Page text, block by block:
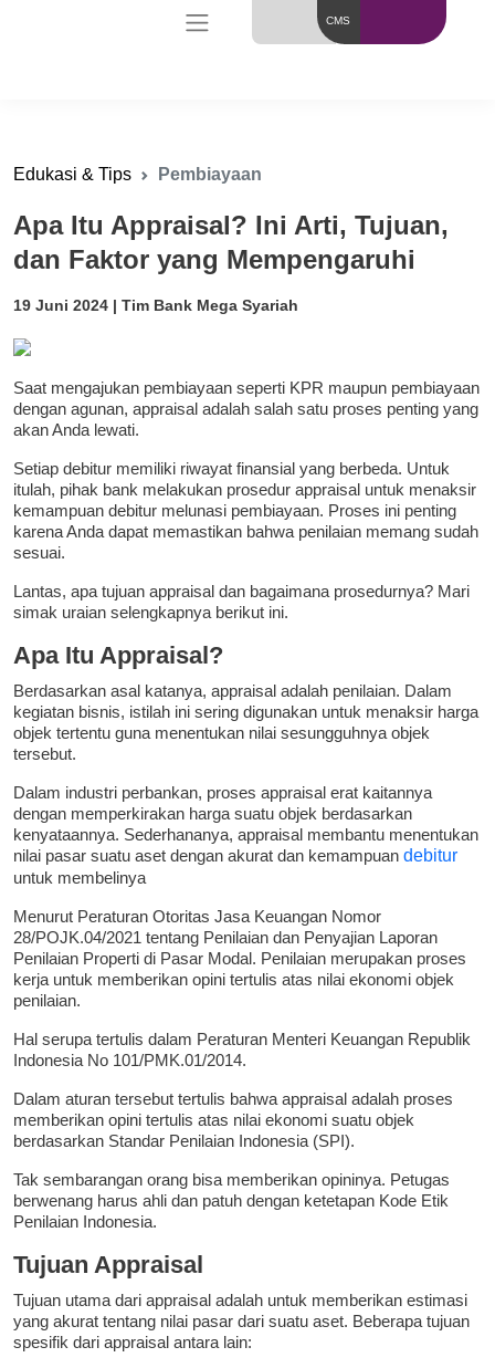
CMS
Edukasi & Tips Pembiayaan
Apa Itu Appraisal? Ini Arti, Tujuan,
dan Faktor yang Mempengaruhi
19 Juni 2024 | Tim Bank Mega Syariah
Saat mengajukan pembiayaan seperti KPR maupun pembiayaan
dengan agunan, appraisal adalah salah satu proses penting yang
akan Anda lewati.
Setiap debitur memiliki riwayat finansial yang berbeda. Untuk
itulah, pihak bank melakukan prosedur appraisal untuk menaksir
kemampuan debitur melunasi pembiayaan. Proses ini penting
karena Anda dapat memastikan bahwa penilaian memang sudah
sesuai.
Lantas, apa tujuan appraisal dan bagaimana prosedurnya? Mari
simak uraian selengkapnya berikut ini.
Apa Itu Appraisal?
Berdasarkan asal katanya, appraisal adalah penilaian. Dalam
kegiatan bisnis, istilah ini sering digunakan untuk menaksir harga
objek tertentu guna menentukan nilai sesungguhnya objek
tersebut.
Dalam industri perbankan, proses appraisal erat kaitannya
dengan memperkirakan harga suatu objek berdasarkan
kenyataannya. Sederhananya, appraisal membantu menentukan
nilai pasar suatu aset dengan akurat dan kemampuan debitur
untuk membelinya
Menurut Peraturan Otoritas Jasa Keuangan Nomor
28/POJK.04/2021 tentang Penilaian dan Penyajian Laporan
Penilaian Properti di Pasar Modal. Penilaian merupakan proses
kerja untuk memberikan opini tertulis atas nilai ekonomi objek
penilaian.
Hal serupa tertulis dalam Peraturan Menteri Keuangan Republik
Indonesia No 101/PMK.01/2014.
Dalam aturan tersebut tertulis bahwa appraisal adalah proses
memberikan opini tertulis atas nilai ekonomi suatu objek
berdasarkan Standar Penilaian Indonesia (SPI).
Tak sembarangan orang bisa memberikan opininya. Petugas
berwenang harus ahli dan patuh dengan ketetapan Kode Etik
Penilaian Indonesia.
Tujuan Appraisal
Tujuan utama dari appraisal adalah untuk memberikan estimasi
yang akurat tentang nilai pasar dari suatu aset. Beberapa tujuan
spesifik dari appraisal antara lain: